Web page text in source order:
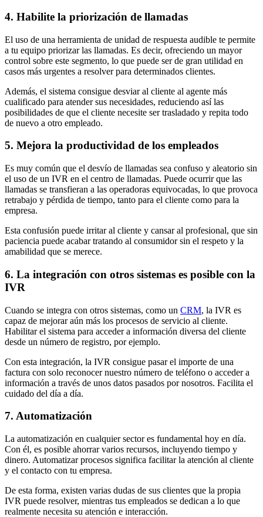
4. Habilite la priorización de llamadas
El uso de una herramienta de unidad de respuesta audible te permite
a tu equipo priorizar las llamadas. Es decir, ofreciendo un mayor
control sobre este segmento, lo que puede ser de gran utilidad en
casos más urgentes a resolver para determinados clientes.
Además, el sistema consigue desviar al cliente al agente más
cualificado para atender sus necesidades, reduciendo así las
posibilidades de que el cliente necesite ser trasladado y repita todo
de nuevo a otro empleado.
5. Mejora la productividad de los empleados
Es muy común que el desvío de llamadas sea confuso y aleatorio sin
el uso de un IVR en el centro de llamadas. Puede ocurrir que las
llamadas se transfieran a las operadoras equivocadas, lo que provoca
retrabajo y pérdida de tiempo, tanto para el cliente como para la
empresa.
Esta confusión puede irritar al cliente y cansar al profesional, que sin
paciencia puede acabar tratando al consumidor sin el respeto y la
amabilidad que se merece.
6. La integración con otros sistemas es posible con la
IVR
Cuando se integra con otros sistemas, como un CRM, la IVR es
capaz de mejorar aún más los procesos de servicio al cliente.
Habilitar el sistema para acceder a información diversa del cliente
desde un número de registro, por ejemplo.
Con esta integración, la IVR consigue pasar el importe de una
factura con solo reconocer nuestro número de teléfono o acceder a
información a través de unos datos pasados ​​por nosotros. Facilita el
cuidado del día a día.
7. Automatización
La automatización en cualquier sector es fundamental hoy en día.
Con él, es posible ahorrar varios recursos, incluyendo tiempo y
dinero. Automatizar procesos significa facilitar la atención al cliente
y el contacto con tu empresa.
De esta forma, existen varias dudas de sus clientes que la propia
IVR puede resolver, mientras tus empleados se dedican a lo que
realmente necesita su atención e interacción.